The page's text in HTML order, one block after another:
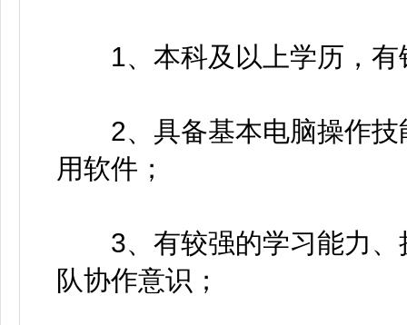
1、本科及以上学历，有
2、具备基本电脑操作技
用软件；
3、有较强的学习能力、
队协作意识；